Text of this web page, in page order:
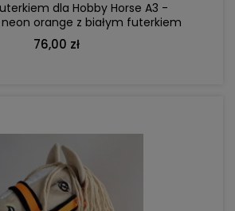
dla Hobby Horse A3 -
orange z białym futerkiem
76,00 zł